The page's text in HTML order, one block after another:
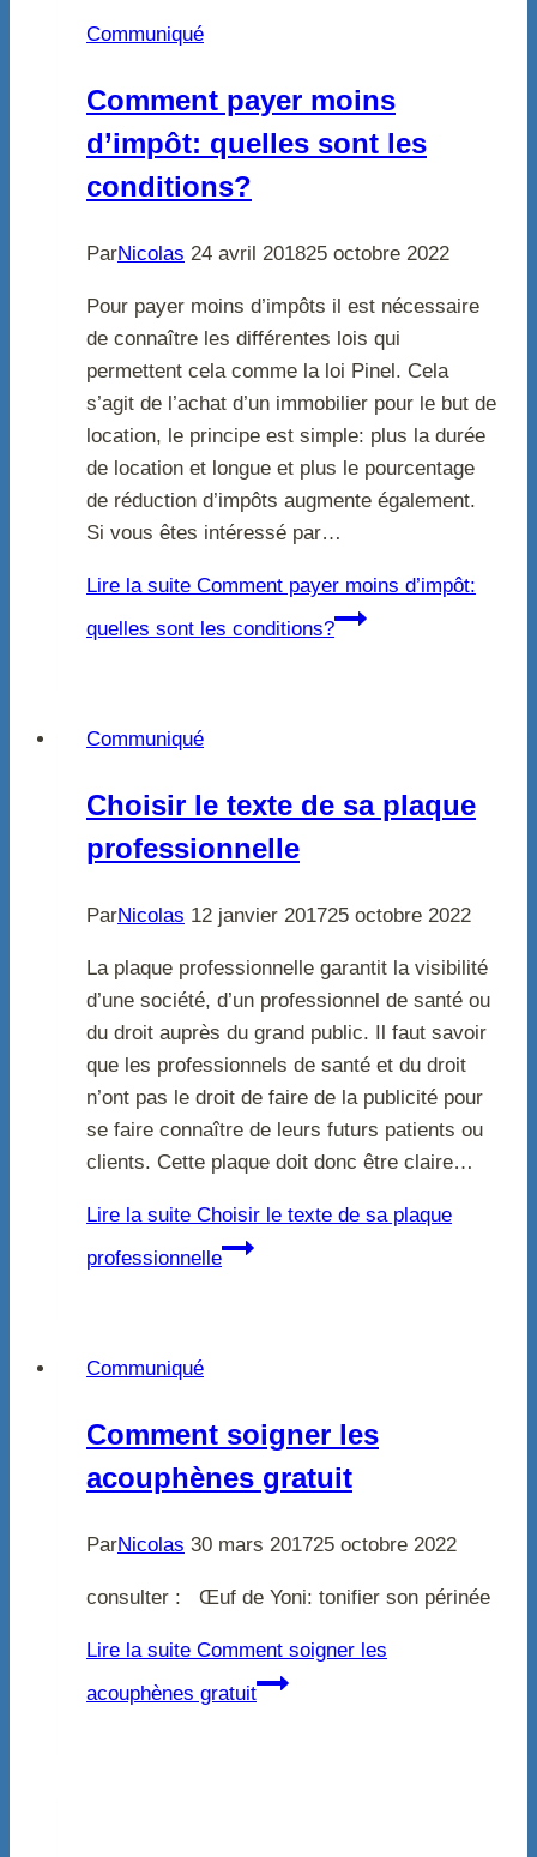
Communiqué
Comment payer moins
d’impôt: quelles sont les
conditions?
ParNicolas 24 avril 201825 octobre 2022
Pour payer moins d’impôts il est nécessaire
de connaître les différentes lois qui
permettent cela comme la loi Pinel. Cela
s’agit de l’achat d’un immobilier pour le but de
location, le principe est simple: plus la durée
de location et longue et plus le pourcentage
de réduction d’impôts augmente également.
Si vous êtes intéressé par…
Lire la suite Comment payer moins d’impôt:
quelles sont les conditions?
Communiqué
Choisir le texte de sa plaque
professionnelle
ParNicolas 12 janvier 201725 octobre 2022
La plaque professionnelle garantit la visibilité
d’une société, d’un professionnel de santé ou
du droit auprès du grand public. Il faut savoir
que les professionnels de santé et du droit
n’ont pas le droit de faire de la publicité pour
se faire connaître de leurs futurs patients ou
clients. Cette plaque doit donc être claire…
Lire la suite Choisir le texte de sa plaque
professionnelle
Communiqué
Comment soigner les
acouphènes gratuit
ParNicolas 30 mars 201725 octobre 2022
consulter : Œuf de Yoni: tonifier son périnée
Lire la suite Comment soigner les
acouphènes gratuit